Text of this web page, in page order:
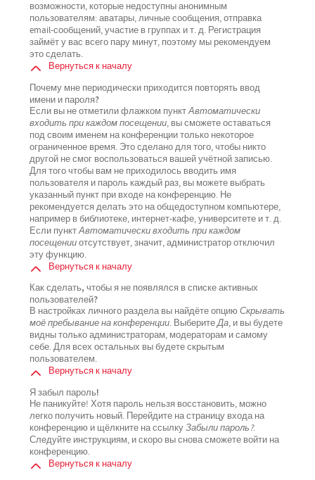
возможности, которые недоступны анонимным
пользователям: аватары, личные сообщения, отправка
email-сообщений, участие в группах и т. д. Регистрация
займёт у вас всего пару минут, поэтому мы рекомендуем
это сделать.
Вернуться к началу
Почему мне периодически приходится повторять ввод
имени и пароля?
Если вы не отметили флажком пунктАвтоматически
входить при каждом посещении, вы сможете оставаться
под своим именем на конференции только некоторое
ограниченное время. Это сделано для того, чтобы никто
другой не смог воспользоваться вашей учётной записью.
Для того чтобы вам не приходилось вводить имя
пользователя и пароль каждый раз, вы можете выбрать
указанный пункт при входе на конференцию. Не
рекомендуется делать это на общедоступном компьютере,
например в библиотеке, интернет-кафе, университете и т. д.
Если пунктАвтоматически входить при каждом
посещенииотсутствует, значит, администратор отключил
эту функцию.
Вернуться к началу
Как сделать, чтобы я не появлялся в списке активных
пользователей?
В настройках личного раздела вы найдёте опциюСкрывать
моё пребывание на конференции. ВыберитеДа, и вы будете
видны только администраторам, модераторам и самому
себе. Для всех остальных вы будете скрытым
пользователем.
Вернуться к началу
Я забыл пароль!
Не паникуйте! Хотя пароль нельзя восстановить, можно
легко получить новый. Перейдите на страницу входа на
конференцию и щёлкните на ссылкуЗабыли пароль?.
Следуйте инструкциям, и скоро вы снова сможете войти на
конференцию.
Вернуться к началу